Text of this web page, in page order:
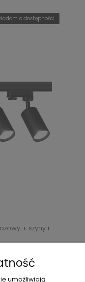
o dostępności
+ szyny i
umożliwiają